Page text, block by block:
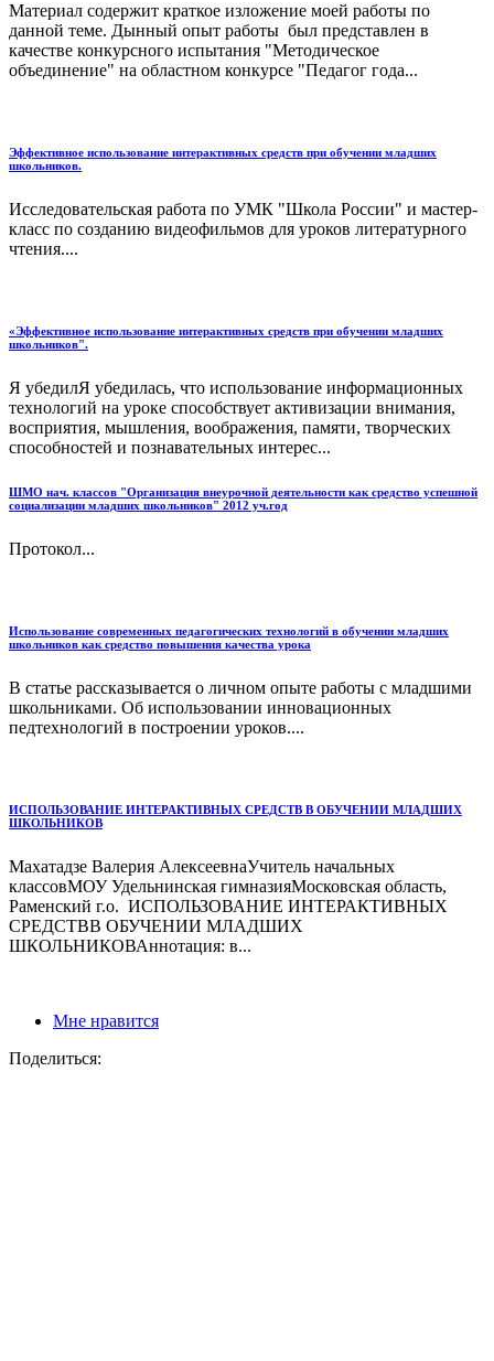
Материал содержит краткое изложение моей работы по
данной теме. Дынный опыт работы был представлен в
качестве конкурсного испытания "Методическое
объединение" на областном конкурсе "Педагог года...
Эффективное использование интерактивных средств при обучении младших
школьников.
Исследовательская работа по УМК "Школа России" и мастер-
класс по созданию видеофильмов для уроков литературного
чтения....
«Эффективное использование интерактивных средств при обучении младших
школьников".
Я убедилЯ убедилась, что использование информационных
технологий на уроке способствует активизации внимания,
восприятия, мышления, воображения, памяти, творческих
способностей и познавательных интерес...
ШМО нач. классов "Организация внеурочной деятельности как средство успешной
социализации младших школьников" 2012 уч.год
Протокол...
Использование современных педагогических технологий в обучении младших
школьников как средство повышения качества урока
В статье рассказывается о личном опыте работы с младшими
школьниками. Об использовании инновационных
педтехнологий в построении уроков....
ИСПОЛЬЗОВАНИЕ ИНТЕРАКТИВНЫХ СРЕДСТВ В ОБУЧЕНИИ МЛАДШИХ
ШКОЛЬНИКОВ
Махатадзе Валерия АлексеевнаУчитель начальных
классовМОУ Удельнинская гимназияМосковская область,
Раменский г.о. ИСПОЛЬЗОВАНИЕ ИНТЕРАКТИВНЫХ
СРЕДСТВВ ОБУЧЕНИИ МЛАДШИХ
ШКОЛЬНИКОВАннотация: в...
Мне нравится
Поделиться: